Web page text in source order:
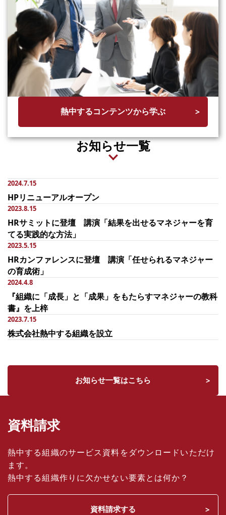
熱中するコンテンツから学ぶ
お知らせ一覧
2024.7.15
HPリニューアルオープン
2023.8.15
HRサミットに登壇 講演「結果を出せるマネジャーを育
てる実践的な方法」
2023.5.15
HRカンファレンスに登壇 講演「任せられるマネジャー
の育成術」
2024.4.8
『組織に「成長」と「成果」をもたらすマネジャーの教科
書』を上梓
2023.7.15
株式会社熱中する組織を設立
お知らせ一覧はこちら
資料請求
熱中する組織のサービス資料をダウンロードいただけ
ます。
熱中する組織作りに欠かせない要素とは何か？
資料請求する